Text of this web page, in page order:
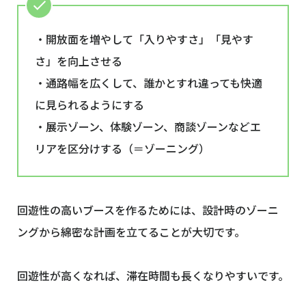
・開放面を増やして「入りやすさ」「見やす
さ」を向上させる
・通路幅を広くして、誰かとすれ違っても快適
に見られるようにする
・展示ゾーン、体験ゾーン、商談ゾーンなどエ
リアを区分けする（＝ゾーニング）
回遊性の高いブースを作るためには、設計時のゾーニ
ングから綿密な計画を立てることが大切です。
回遊性が高くなれば、滞在時間も長くなりやすいです。